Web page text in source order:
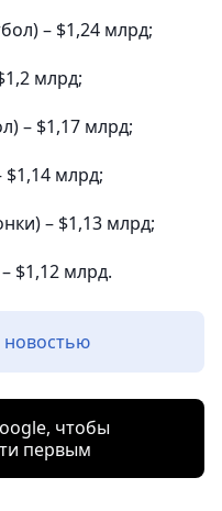
– $1,24 млрд;
млрд;
– $1,17 млрд;
млрд;
– $1,13 млрд;
$1,12 млрд.
новостью
чтобы
первым